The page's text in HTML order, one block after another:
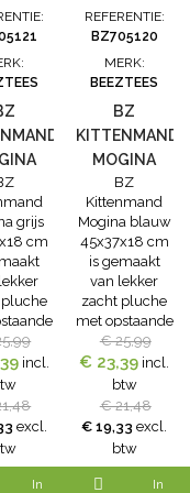
kan
ook
tegen
aan
gevoel krijgt.
Hij of zij kan
natuurlijk ook
heerlijk tegen
de randen aan
gaan liggen.
Is...
grijs
cm
zodat
extra
ligt. De
grijs
cm
blijft
incl.
excl.
In
REFERENTIE:
BZ705120
MERK:
BEEZTEES
BZ
KITTENMAND
MOGINA
BLAUW
45X37X18
CM
BZ
Kittenmand
Mogina blauw
45x37x18 cm
is gemaakt
van lekker
zacht pluche
met opstaande
randen, zodat
jouw kat extra
lekker ligt.
De BZ
Kittenmand
Mogina blauw
45x37x18 cm
mand blijft
€ 25,99
€ 23,39 incl.
btw
€ 21,48
€ 19,33 excl.
btw

In